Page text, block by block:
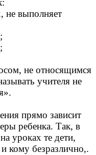
не выполняет
не относящимся
учителя не
прямо зависит
ребенка. Так, в
уроках те дети,
кому безразлично,.